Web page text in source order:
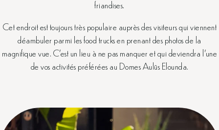
friandises.
Cet endroit est toujours très populaire auprès des visiteurs qui viennent
déambuler parmi les food trucks en prenant des photos de la
magnifique vue. C’est un lieu à ne pas manquer et qui deviendra l’une
de vos activités préférées au Domes Aulūs Elounda.